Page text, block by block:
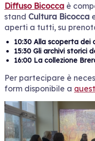
Diffuso Bicoccaè
stand Cultura Bicocca
aperti a tutti, su
10:30 Alla scoperta dei
15:30 Gli archivi storici
16:00 La collezione
Per partecipare è
form disponibile a